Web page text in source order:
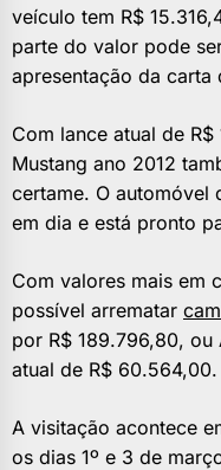
veículo tem R$
parte do valor pode
apresentação da carta
Com lance atual de
Mustang ano 2012
certame. O automóvel
em dia e está pronto
Com valores mais em
possível arrematar
por R$ 189.796,80,
atual de R$ 60.564,00.
A visitação acontece
os dias 1º e 3 de